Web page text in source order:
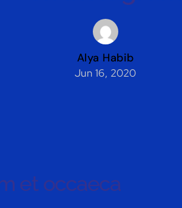
Alya Habib
Jun 16, 2020
et occaeca